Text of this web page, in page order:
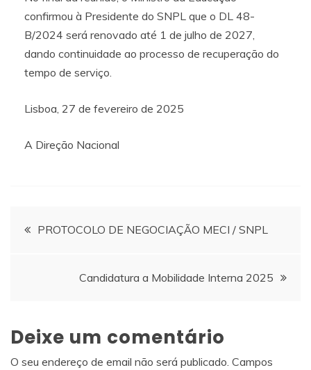
confirmou à Presidente do SNPL que o DL 48-
B/2024 será renovado até 1 de julho de 2027,
dando continuidade ao processo de recuperação do
tempo de serviço.
Lisboa, 27 de fevereiro de 2025
A Direção Nacional
Navegação
PROTOCOLO DE NEGOCIAÇÃO MECI / SNPL
Candidatura a Mobilidade Interna 2025
Deixe um comentário
O seu endereço de email não será publicado. Campos